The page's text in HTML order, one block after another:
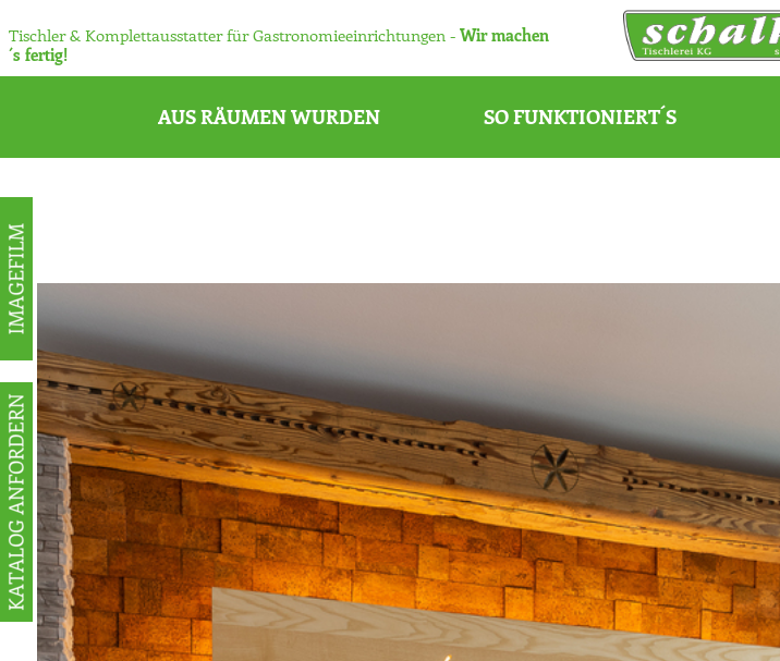
Tischler & Komplettausstatter für Gastronomieeinrichtungen - Wir machen
´s fertig!
AUS RÄUMEN WURDEN SO FUNKTIONIERT´S